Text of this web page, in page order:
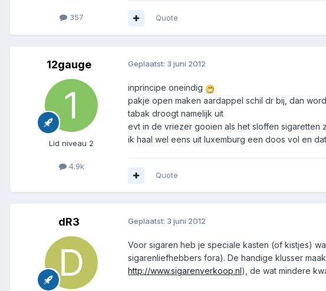
357 Quote
12gauge
Lid niveau 2
4.9k
Geplaatst: 3 juni 2012
inprincipe oneindig
pakje open maken aardappel schil dr bij, dan
tabak droogt namelijk uit
evt in de vriezer gooien als het sloffen sigaretten
ik haal wel eens uit luxemburg een doos vol en
Quote
dR3 Geplaatst: 3 juni 2012
Voor sigaren heb je speciale kasten (of kistjes)
sigarenliefhebbers fora). De handige klusser
http://www.sigarenverkoop.nl), de wat mindere